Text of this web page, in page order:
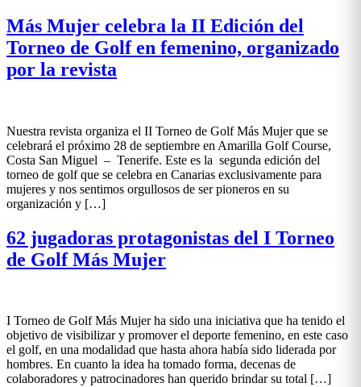
Más Mujer celebra la II Edición del
Torneo de Golf en femenino, organizado
por la revista
Nuestra revista organiza el II Torneo de Golf Más Mujer que se
celebrará el próximo 28 de septiembre en Amarilla Golf Course,
Costa San Miguel – Tenerife. Este es la segunda edición del
torneo de golf que se celebra en Canarias exclusivamente para
mujeres y nos sentimos orgullosos de ser pioneros en su
organización y […]
62 jugadoras protagonistas del I Torneo
de Golf Más Mujer
I Torneo de Golf Más Mujer ha sido una iniciativa que ha tenido el
objetivo de visibilizar y promover el deporte femenino, en este caso
el golf, en una modalidad que hasta ahora había sido liderada por
hombres. En cuanto la idea ha tomado forma, decenas de
colaboradores y patrocinadores han querido brindar su total […]